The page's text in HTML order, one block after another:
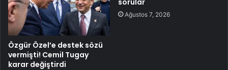
Özgür Özel’e destek sözü
vermişti! Cemil Tugay
karar değiştirdi
sorular
Ağustos 7, 2026